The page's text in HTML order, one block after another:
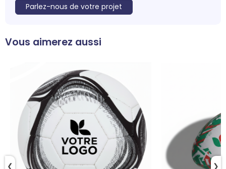
Parlez-nous de votre projet
Vous aimerez aussi
❯
❮